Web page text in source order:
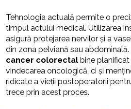
Tehnologia actuală permite o
timpul actului medical. Utilizarea
asigură protejarea nervilor și a
din zona pelviană sau abdominală.
cancer colorectal bine
vindecarea oncologică, ci și
ridicate a vieții postoperatorii
trece prin acest proces.